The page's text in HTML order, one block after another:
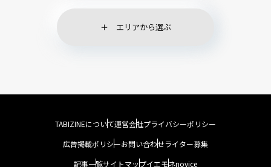
エリアから選ぶ
TABIZINEについて運営会社プライバシーポリシー
広告掲載ポリシーお問い合わせライター募集
記事一覧サイトマップイエモネnovice